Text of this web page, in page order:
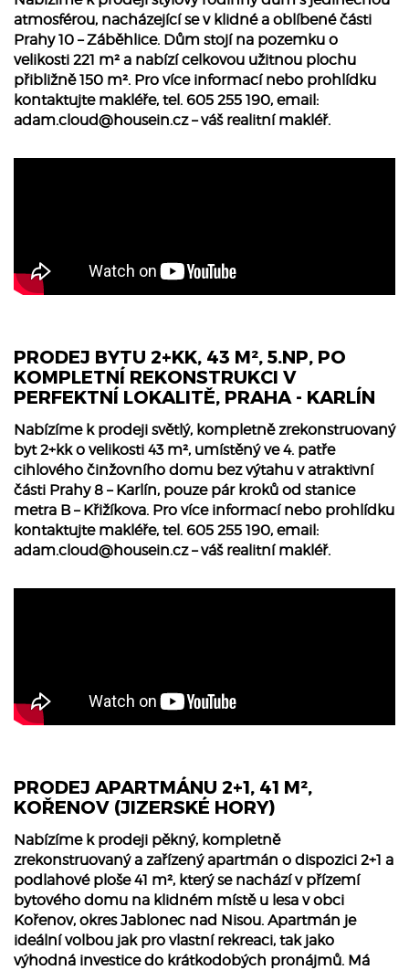
atmosférou, nacházející se v klidné a oblíbené části
Prahy 10 – Záběhlice. Dům stojí na pozemku o
velikosti 221 m² a nabízí celkovou užitnou plochu
přibližně 150 m². Pro více informací nebo prohlídku
kontaktujte makléře, tel. 605 255 190, email:
adam.cloud@housein.cz– váš realitní makléř.
PRODEJ BYTU 2+KK, 43 M², 5.NP, PO
KOMPLETNÍ REKONSTRUKCI V
PERFEKTNÍ LOKALITĚ, PRAHA - KARLÍN
Nabízíme k prodeji světlý, kompletně zrekonstruovaný
byt 2+kk o velikosti 43 m², umístěný ve 4. patře
cihlového činžovního domu bez výtahu v atraktivní
části Prahy 8 – Karlín, pouze pár kroků od stanice
metra B – Křižíkova. Pro více informací nebo prohlídku
kontaktujte makléře, tel. 605 255 190, email:
adam.cloud@housein.cz– váš realitní makléř.
PRODEJ APARTMÁNU 2+1, 41 M²,
KOŘENOV (JIZERSKÉ HORY)
Nabízíme k prodeji pěkný, kompletně
zrekonstruovaný a zařízený apartmán o dispozici 2+1 a
podlahové ploše 41 m², který se nachází v přízemí
bytového domu na klidném místě u lesa v obci
Kořenov, okres Jablonec nad Nisou. Apartmán je
ideální volbou jak pro vlastní rekreaci, tak jako
výhodná investice do krátkodobých pronájmů. Má